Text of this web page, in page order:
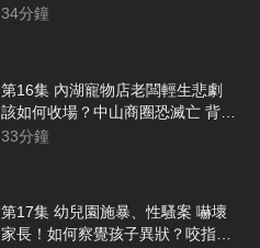
千萬 買別墅置產 爽過豪奢生活！
34分鐘
第16集 內湖寵物店老闆輕生悲劇
該如何收場？中山商圈恐滅亡 背後
秘辛？租屋開店前必知道的法律常
33分鐘
第17集 幼兒園施暴、性騷案 嚇壞
家長！如何察覺孩子異狀？咬指